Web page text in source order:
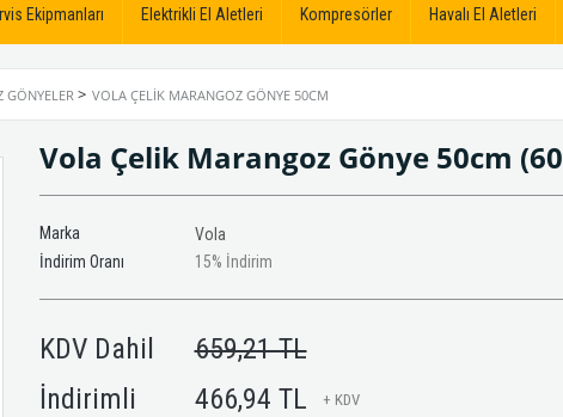
Ekipmanları Elektrikli El Aletleri Kompresörler Havalı El Aletleri
GÖNYELER> VOLA ÇELIK MARANGOZ GÖNYE 50CM
Vola Çelik Marangoz Gönye 50cm
Marka
Vola
İndirim Oranı
%
15 İndirim
KDV Dahil
659,21 TL
İndirimli
466,94 TL + KDV